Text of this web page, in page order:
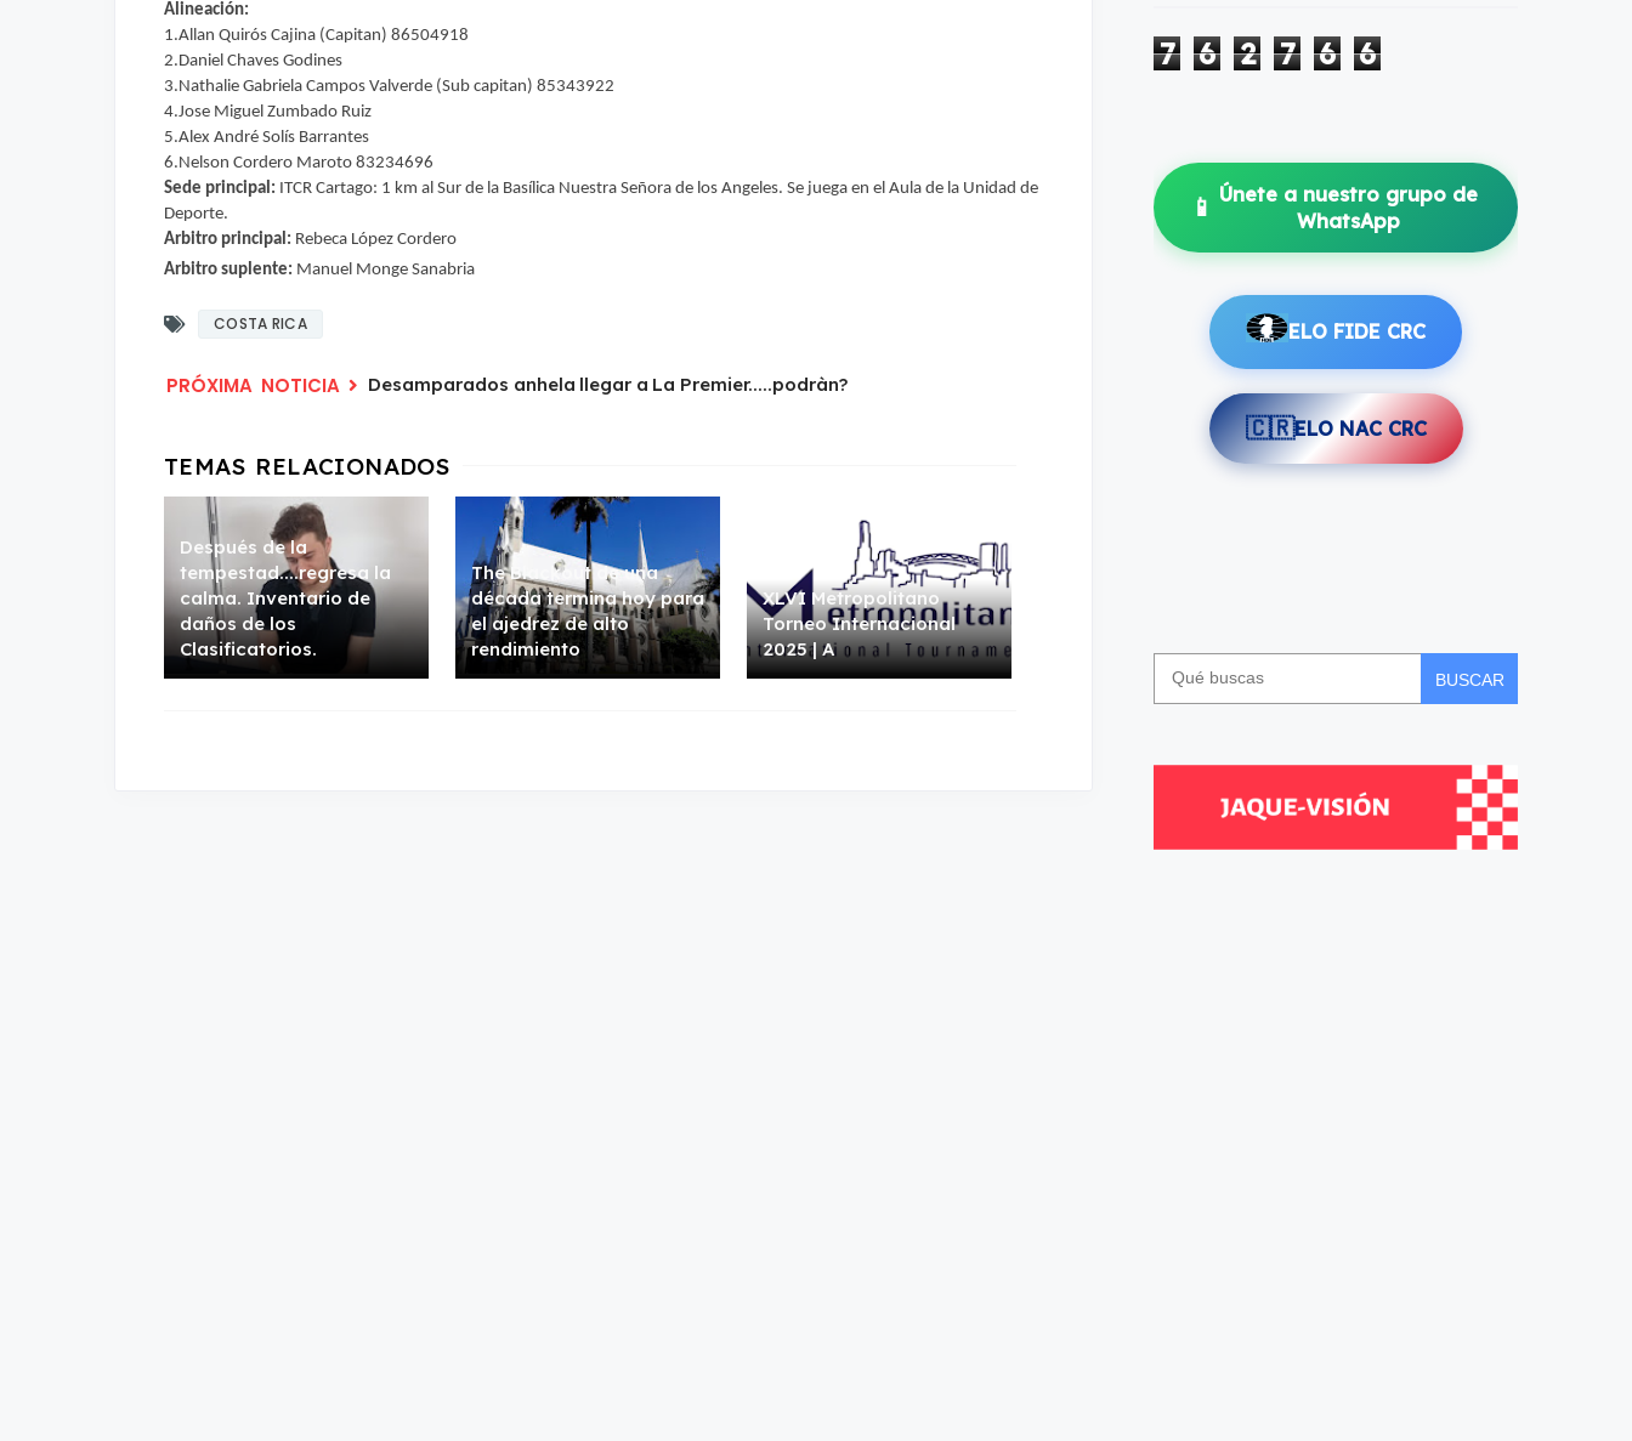
Alineación:
1.Allan Quirós Cajina (Capitan) 86504918
2.Daniel Chaves Godines
3.Nathalie Gabriela Campos Valverde (Sub capitan) 85343922
4.Jose Miguel Zumbado Ruiz
5.Alex André Solís Barrantes
6.Nelson Cordero Maroto 83234696
Sede principal: ITCR Cartago: 1 km al Sur de la Basílica Nuestra Señora de los Angeles. Se juega en el Aula de la Unidad de
Deporte.
Arbitro principal: Rebeca López Cordero
Arbitro suplente: Manuel Monge Sanabria
COSTA RICA
Desamparados anhela llegar a La Premier.....podràn?
Después de la
tempestad....regresa la
calma. Inventario de
daños de los
Clasificatorios.
The Blackout de una
década termina hoy para
el ajedrez de alto
rendimiento
XLVI Metropolitano
Torneo Internacional
2025 | A
7 6 2 7 6 6
📱 Únete a nuestro grupo de
WhatsApp
ELO FIDE CRC
🇨🇷ELO NAC CRC
BUSCAR